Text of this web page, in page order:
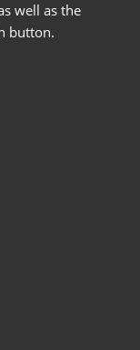
well as the
button.